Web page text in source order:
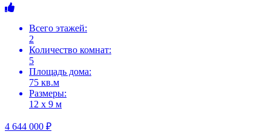
Всего этажей:
2
Количество комнат:
5
Площадь дома:
75 кв.м
Размеры:
12 х 9 м
4 644 000 ₽